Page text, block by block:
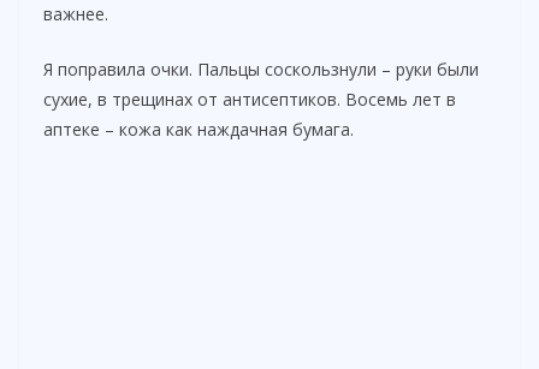
важнее.
Я поправила очки. Пальцы соскользнули – руки были
сухие, в трещинах от антисептиков. Восемь лет в
аптеке – кожа как наждачная бумага.